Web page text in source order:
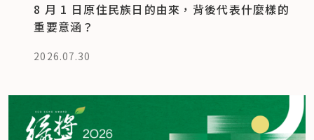
8 月 1 日原住民族日的由來，背後代表什麼樣的
重要意涵？
2026.07.30